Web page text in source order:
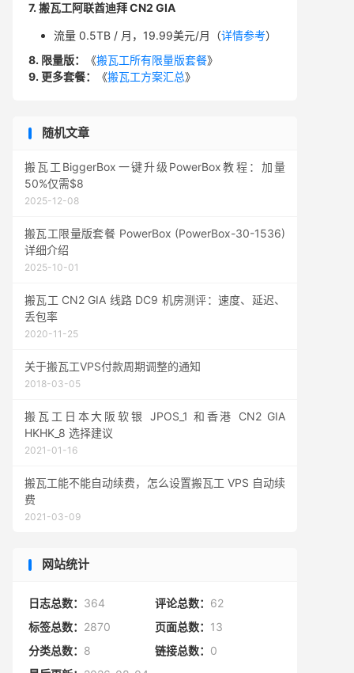
7. 搬瓦工阿联酋迪拜 CN2 GIA
流量 0.5TB / 月，19.99美元/月（详情参考）
8. 限量版：
《搬瓦工所有限量版套餐》
9. 更多套餐：
《搬瓦工方案汇总》
随机文章
搬瓦工BiggerBox一键升级PowerBox教程：加量
50%仅需$8
2025-12-08
搬瓦工限量版套餐 PowerBox (PowerBox-30-1536)
详细介绍
2025-10-01
搬瓦工 CN2 GIA 线路 DC9 机房测评：速度、延迟、
丢包率
2020-11-25
关于搬瓦工VPS付款周期调整的通知
2018-03-05
搬瓦工日本大阪软银 JPOS_1 和香港 CN2 GIA
HKHK_8 选择建议
2021-01-16
搬瓦工能不能自动续费，怎么设置搬瓦工 VPS 自动续
费
2021-03-09
网站统计
日志总数： 364 评论总数： 62
标签总数： 2870 页面总数： 13
分类总数： 8 链接总数： 0